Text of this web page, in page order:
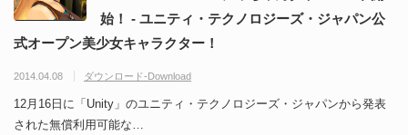
始！ - ユニティ・テクノロジーズ・ジャパン公
式オープン美少女キャラクター！
2014.04.08 ダウンロード-Download
12月16日に「Unity」のユニティ・テクノロジーズ・ジャパンから発表
された無償利用可能な…